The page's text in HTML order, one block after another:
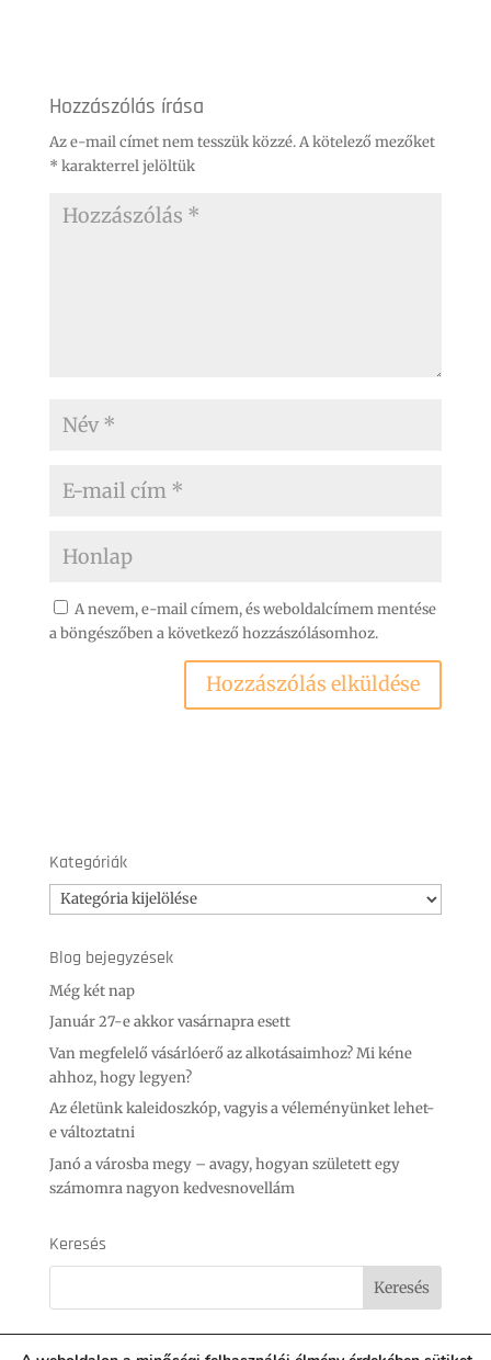
Hozzászólás írása
Az e-mail címet nem tesszük közzé.A kötelező mezőket
* karakterrel jelöltük
A nevem, e-mail címem, és weboldalcímem mentése
a böngészőben a következő hozzászólásomhoz.
Kategóriák
Kategóriák
Blog bejegyzések
Még két nap
Január 27-e akkor vasárnapra esett
Van megfelelő vásárlóerő az alkotásaimhoz? Mi kéne
ahhoz, hogy legyen?
Az életünk kaleidoszkóp, vagyis a véleményünket lehet-
e változtatni
Janó a városba megy – avagy, hogyan született egy
számomra nagyon kedvesnovellám
Keresés